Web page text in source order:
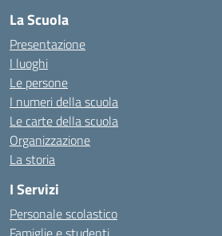
La Scuola
Presentazione
I luoghi
Le persone
I numeri della scuola
Le carte della scuola
Organizzazione
La storia
I Servizi
Personale scolastico